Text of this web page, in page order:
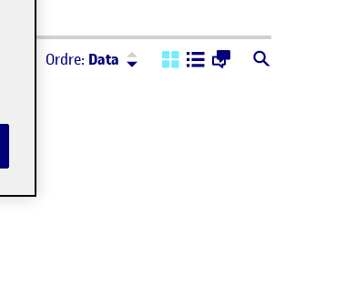
Ordre: Data Ordre: Descendent